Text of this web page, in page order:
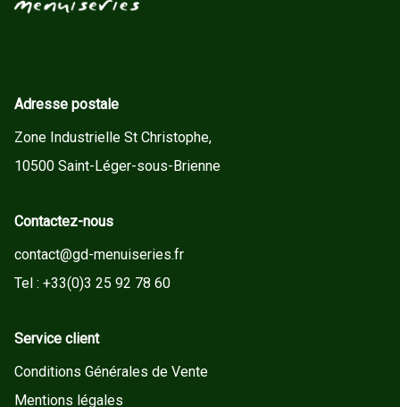
Adresse postale
Zone Industrielle St Christophe,
10500 Saint-Léger-sous-Brienne
Contactez-nous
contact@gd-menuiseries.fr
Tel : +33(0)3 25 92 78 60
Service client
Conditions Générales de Vente
Mentions légales